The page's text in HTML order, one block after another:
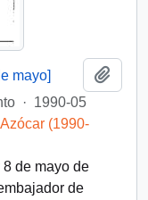
mayo]
· 1990-05
(1990-
de mayo de
de